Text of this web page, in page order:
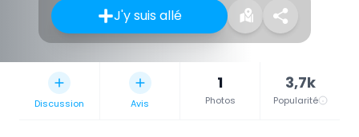
J'y suis allé
Discussion Avis
1
Photos
3,7k
Popularité